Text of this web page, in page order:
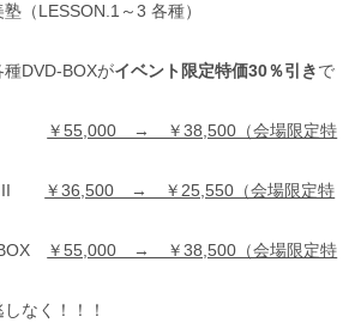
（LESSON.1～3 各種）
DVD-BOXがイベント限定特価30％引きで
￥55,000 → ￥38,500（会場限定特
II
￥36,500 → ￥25,550（会場限定特
￥55,000 → ￥38,500（会場限定特
なく！！！